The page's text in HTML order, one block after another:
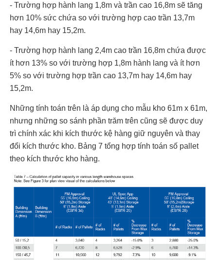
- Trường hợp hành lang 1,8m và trần cao 16,8m sẽ tăng
hơn 10% sức chứa so với trường hợp cao trần 13,7m
hay 14,6m hay 15,2m.
- Trường hợp hành lang 2,4m cao trần 16,8m chứa được
ít hơn 13% so với trường hợp 1,8m hành lang và ít hơn
5% so với trường hợp trần cao 13,7m hay 14,6m hay
15,2m.
Những tính toán trên là áp dụng cho mẫu kho 61m x 61m,
nhưng những so sánh phần trăm trên cũng sẽ được duy
trì chính xác khi kích thước kệ hàng giữ nguyên và thay
đổi kích thước kho. Bảng 7 tổng hợp tính toán số pallet
theo kích thước kho hàng.